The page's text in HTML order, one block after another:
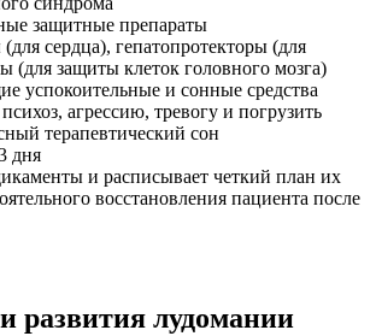
защитные препараты
сердца), гепатопротекторы (для
(для защиты клеток головного мозга)
успокоительные и сонные средства
агрессию, тревогу и погрузить
терапевтический сон
дня
и расписывает четкий план их
восстановления пациента после
развития лудомании